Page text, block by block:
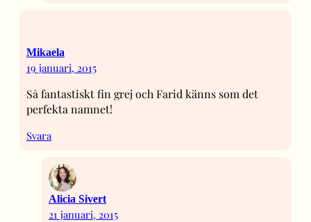
Mikaela
19 januari, 2015
Så fantastiskt fin grej och Farid känns som det
perfekta namnet!
Svara
Alicia Sivert
21 januari, 2015